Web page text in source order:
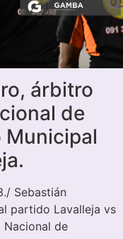
árbitro
de
Municipal
Sebastián
partido Lavalleja vs
Nacional de